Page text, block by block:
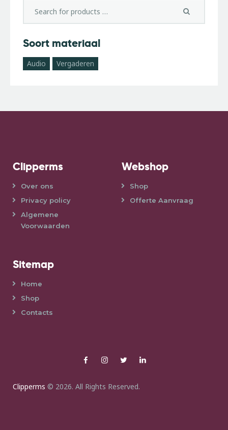
Soort materiaal
Audio Vergaderen
Clipperms
Over ons
Privacy policy
Algemene
Voorwaarden
Webshop
Shop
Offerte Aanvraag
Sitemap
Home
Shop
Contacts
Clipperms © 2026. All Rights Reserved.